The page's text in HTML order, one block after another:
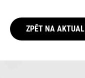
ZPĚT NA